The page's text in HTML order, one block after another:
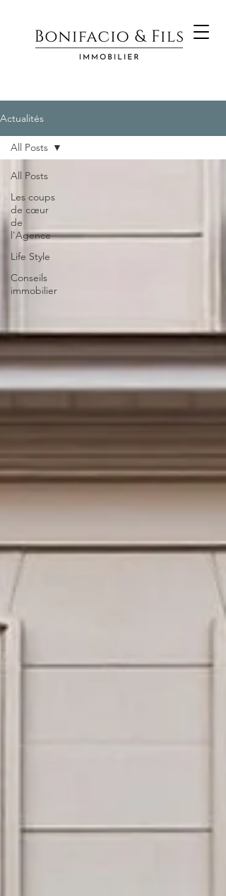
Actualités
All Posts
Les coups
de cœur
de
l'Agence
Life Style
Conseils
immobilier
All Posts